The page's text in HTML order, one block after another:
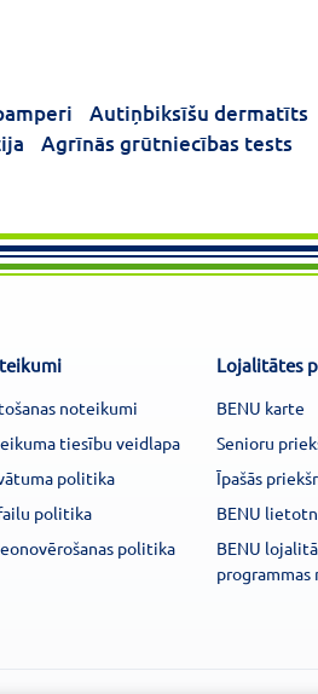
Autiņbiksīšu dermatīts
Agrīnās grūtniecības tests
noteikumi
tiesību veidlapa
politika
politika
politika
Lojalitātes
BENU karte
Senioru
Īpašās
BENU
BENU